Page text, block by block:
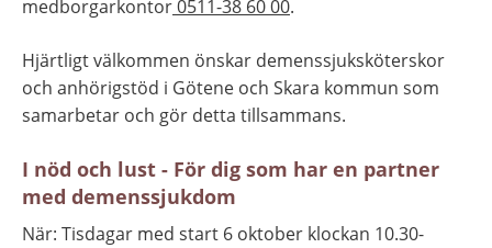
medborgarkontor 0511-38 60 00.
Hjärtligt välkommen önskar demenssjuksköterskor
och anhörigstöd i Götene och Skara kommun som
samarbetar och gör detta tillsammans.
I nöd och lust - För dig som har en partner
med demenssjukdom
När: Tisdagar med start 6 oktober klockan 10.30-